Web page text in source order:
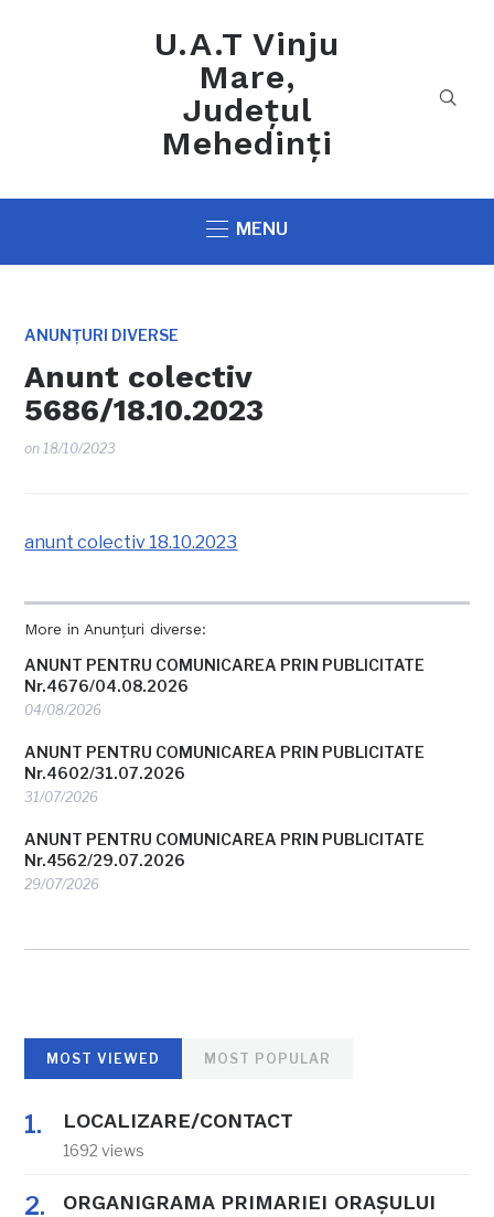
U.A.T Vinju
Mare,
Județul
Mehedinți
MENU
ANUNȚURI DIVERSE
Anunt colectiv
5686/18.10.2023
on18/10/2023
More in Anunțuri diverse:
ANUNT PENTRU COMUNICAREA PRIN PUBLICITATE
Nr.4676/04.08.2026
04/08/2026
ANUNT PENTRU COMUNICAREA PRIN PUBLICITATE
Nr.4602/31.07.2026
31/07/2026
ANUNT PENTRU COMUNICAREA PRIN PUBLICITATE
Nr.4562/29.07.2026
29/07/2026
anunt colectiv 18.10.2023
MOST VIEWED MOST POPULAR
LOCALIZARE/CONTACT
1692 views
ORGANIGRAMA PRIMARIEI ORAŞULUI